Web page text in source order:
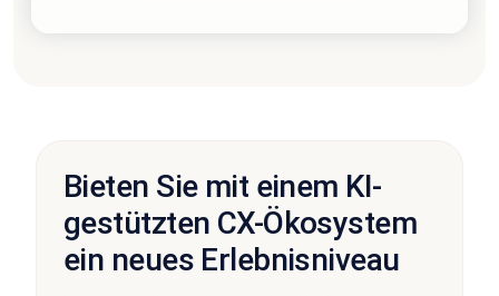
Bieten Sie mit einem KI-
gestützten CX-Ökosystem
ein neues Erlebnisniveau